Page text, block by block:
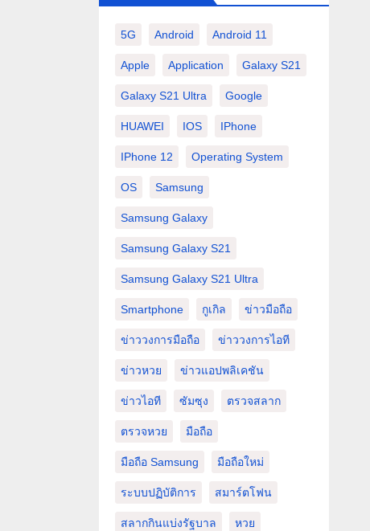
5G Android Android 11
Apple Application Galaxy S21
Galaxy S21 Ultra Google
HUAWEI IOS IPhone
IPhone 12 Operating System
OS Samsung
Samsung Galaxy
Samsung Galaxy S21
Samsung Galaxy S21 Ultra
Smartphone กูเกิล ข่าวมือถือ
ข่าววงการมือถือ ข่าววงการไอที
ข่าวหวย ข่าวแอปพลิเคชัน
ข่าวไอที ซัมซุง ตรวจสลาก
ตรวจหวย มือถือ
มือถือ Samsung มือถือใหม่
ระบบปฏิบัติการ สมาร์ตโฟน
สลากกินแบ่งรัฐบาล หวย